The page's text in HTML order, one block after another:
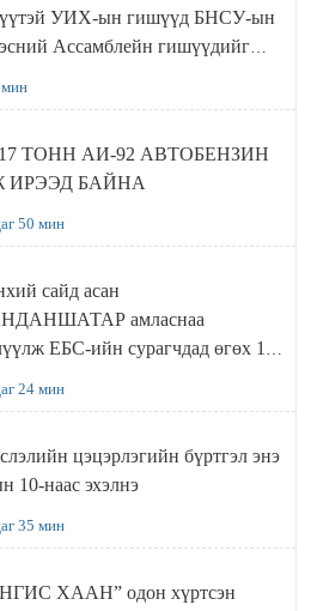
УИХ-ын гишүүд БНСУ-ын
Ассамблейн гишүүдийг
ТОНН АИ-92 АВТОБЕНЗИН
ИРЭЭД БАЙНА
50 мин
сайд асан
амласнаа
ЕБС-ийн сурагчдад өгөх 10.
24 мин
цэцэрлэгийн бүртгэл энэ
10-наас эхэлнэ
35 мин
ХААН” одон хүртсэн